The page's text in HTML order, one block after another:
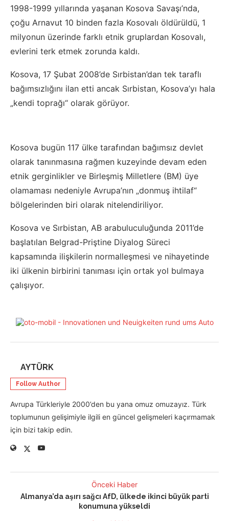
1998-1999 yıllarında yaşanan Kosova Savaşı’nda,
çoğu Arnavut 10 binden fazla Kosovalı öldürüldü, 1
milyonun üzerinde farklı etnik gruplardan Kosovalı,
evlerini terk etmek zorunda kaldı.
Kosova, 17 Şubat 2008’de Sırbistan’dan tek taraflı
bağımsızlığını ilan etti ancak Sırbistan, Kosova’yı hala
„kendi toprağı“ olarak görüyor.
Kosova bugün 117 ülke tarafından bağımsız devlet
olarak tanınmasına rağmen kuzeyinde devam eden
etnik gerginlikler ve Birleşmiş Milletlere (BM) üye
olamaması nedeniyle Avrupa’nın „donmuş ihtilaf“
bölgelerinden biri olarak nitelendiriliyor.
Kosova ve Sırbistan, AB arabuluculuğunda 2011’de
başlatılan Belgrad-Priştine Diyalog Süreci
kapsamında ilişkilerin normalleşmesi ve nihayetinde
iki ülkenin birbirini tanıması için ortak yol bulmaya
çalışıyor.​​​
AYTÜRK
Follow Author
Avrupa Türkleriyle 2000’den bu yana omuz omuzayız. Türk
toplumunun gelişimiyle ilgili en güncel gelişmeleri kaçırmamak
için bizi takip edin.
Önceki Haber
Almanya’da aşırı sağcı AfD, ülkede ikinci büyük parti
konumuna yükseldi